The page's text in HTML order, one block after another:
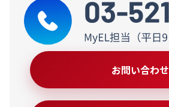
お問い合わせ